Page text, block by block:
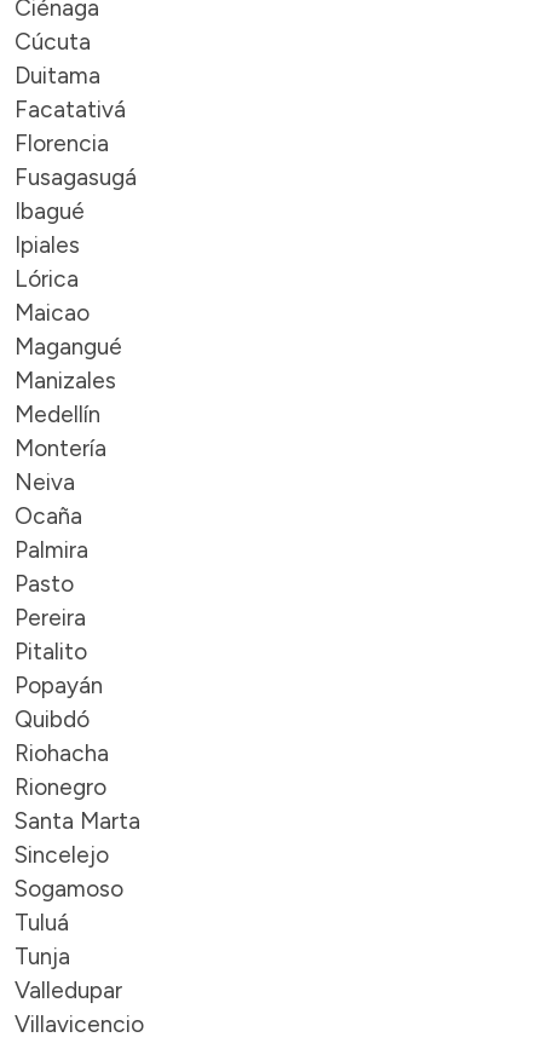
Ciénaga
Cúcuta
Duitama
Facatativá
Florencia
Fusagasugá
Ibagué
Ipiales
Lórica
Maicao
Magangué
Manizales
Medellín
Montería
Neiva
Ocaña
Palmira
Pasto
Pereira
Pitalito
Popayán
Quibdó
Riohacha
Rionegro
Santa Marta
Sincelejo
Sogamoso
Tuluá
Tunja
Valledupar
Villavicencio